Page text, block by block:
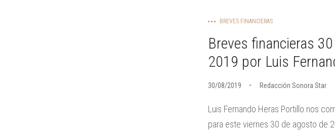
BREVES FINANCIERAS
Breves financieras
2019 por Luis
30/08/2019 Redacción Sonora Star
Luis Fernando Heras Portillo nos
para este viernes 30 de agosto de